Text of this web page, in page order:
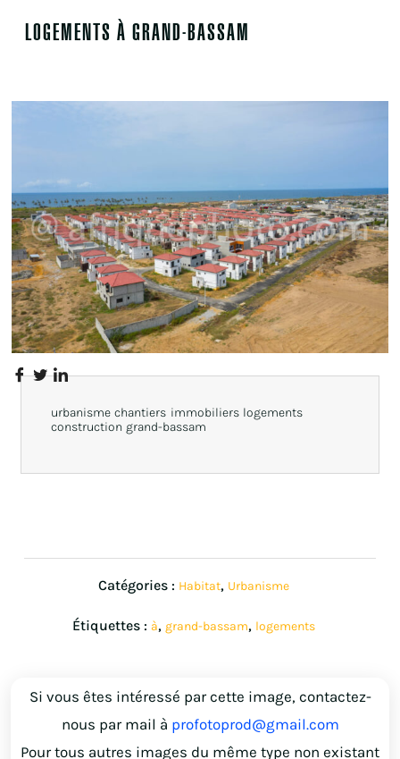
LOGEMENTS À GRAND-BASSAM
urbanisme chantiers immobiliers logements
construction grand-bassam
Catégories : Habitat, Urbanisme
Étiquettes : à, grand-bassam, logements
Si vous êtes intéressé par cette image, contactez-
nous par mail à profotoprod@gmail.com
Pour tous autres images du même type non existant